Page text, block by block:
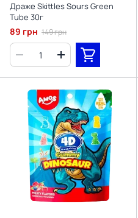
Драже Skittles Sours Green
Tube 30г
89 грн 149 грн